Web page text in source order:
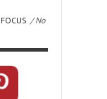
FOCUS / No